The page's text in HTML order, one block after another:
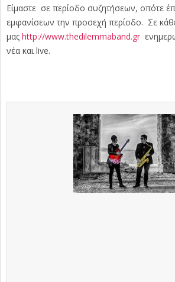
Eίμαστε σε περίοδο συζητήσεων, οπότε
εμφανίσεων την προσεχή περίοδο. Σε
μας http://www.thedilemmaband.gr
νέα και live.